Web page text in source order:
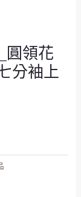
領花
分袖上